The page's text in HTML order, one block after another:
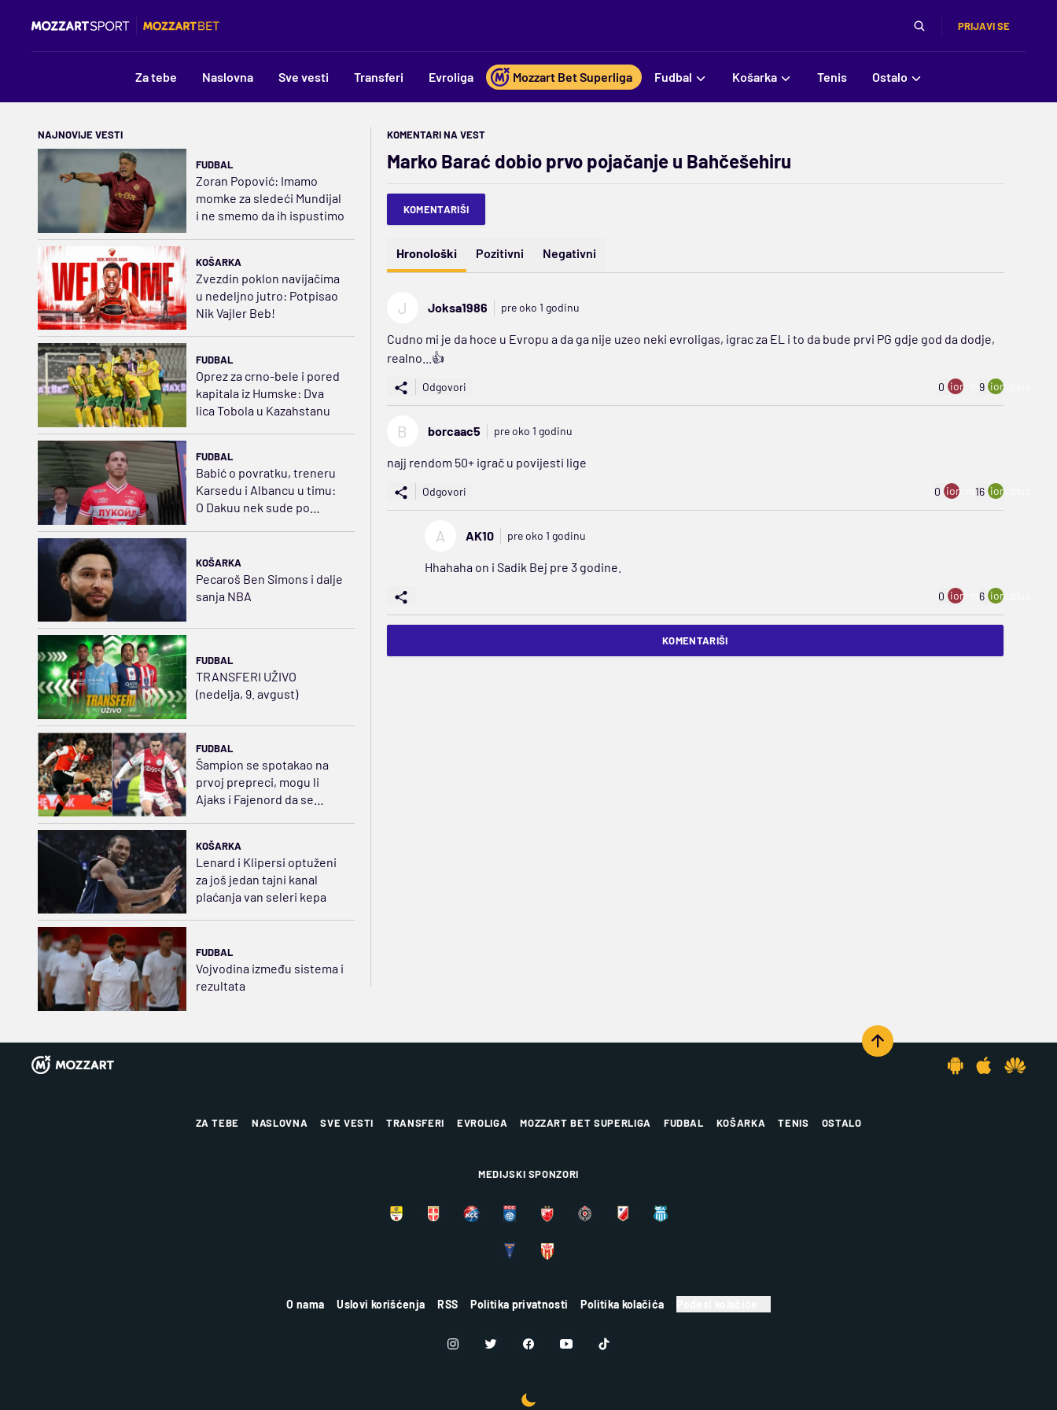
PRIJAVI SE
Za tebe Naslovna Sve vesti Transferi Evroliga Mozzart Bet Superliga Fudbal Košarka Tenis Ostalo
NAJNOVIJE VESTI
FUDBAL
Zoran Popović: Imamo
momke za sledeći Mundijal
i ne smemo da ih ispustimo
KOŠARKA
Zvezdin poklon navijačima
u nedeljno jutro: Potpisao
Nik Vajler Beb!
FUDBAL
Oprez za crno-bele i pored
kapitala iz Humske: Dva
lica Tobola u Kazahstanu
FUDBAL
Babić o povratku, treneru
Karsedu i Albancu u timu:
O Dakuu nek sude po
KOŠARKA
Pecaroš Ben Simons i dalje
sanja NBA
FUDBAL
TRANSFERI UŽIVO
(nedelja, 9. avgust)
FUDBAL
Šampion se spotakao na
prvoj prepreci, mogu li
Ajaks i Fajenord da se
KOŠARKA
Lenard i Klipersi optuženi
za još jedan tajni kanal
plaćanja van seleri kepa
FUDBAL
Vojvodina između sistema i
rezultata
KOMENTARI NA VEST
Marko Barać dobio prvo pojačanje u Bahčešehiru
KOMENTARIŠI
Hronološki Pozitivni Negativni
J Joksa1986 pre oko 1 godinu
Cudno mi je da hoce u Evropu a da ga nije uzeo neki evroligas, igrac za EL i to da bude prvi PG gdje god da dodje,
realno...👍
Odgovori 0 ion:minus
9 ion:plus
B borcaac5 pre oko 1 godinu
najj rendom 50+ igrač u povijesti lige
Odgovori 0 ion:minus
16 ion:plus
A AK10 pre oko 1 godinu
Hhahaha on i Sadik Bej pre 3 godine.
0 ion:minus
6 ion:plus
KOMENTARIŠI
ZA TEBE NASLOVNA SVE VESTI TRANSFERI EVROLIGA MOZZART BET SUPERLIGA FUDBAL KOŠARKA TENIS OSTALO
MEDIJSKI SPONZORI
O nama Uslovi korišćenja RSS Politika privatnosti Politika kolačića